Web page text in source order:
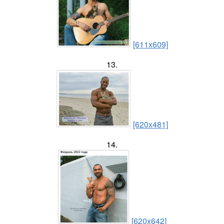
[611x609]
13.
[620x481]
14.
[620x642]